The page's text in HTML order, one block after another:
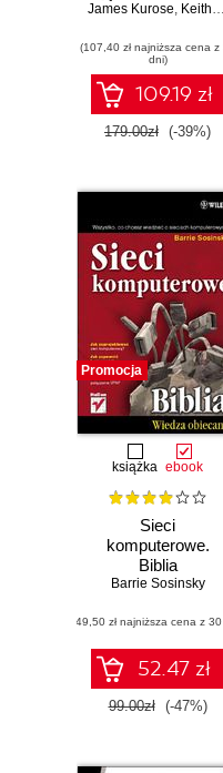
Wydanie VII
James Kurose, Keith Ross
(107,40 zł najniższa cena z
dni)
109.19 zł
179.00zł (-39%)
Promocja
książka ebook
Sieci
komputerowe.
Biblia
Barrie Sosinsky
(49,50 zł najniższa cena z
52.47 zł
99.00zł (-47%)